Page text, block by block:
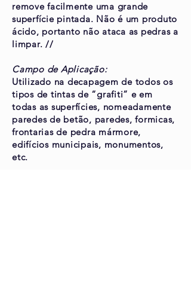
remove facilmente uma grande
superfície pintada. Não é um produto
ácido, portanto não ataca as pedras a
limpar. //
Campo de Aplicação:
Utilizado na decapagem de todos os
tipos de tintas de “grafiti” e em
todas as superfícies, nomeadamente
paredes de betão, paredes, formicas,
frontarias de pedra mármore,
edifícios municipais, monumentos,
etc.